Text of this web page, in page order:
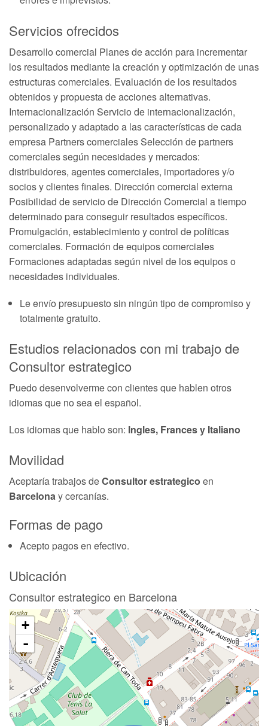
Servicios ofrecidos
Desarrollo comercial Planes de acción para incrementar
los resultados mediante la creación y optimización de unas
estructuras comerciales. Evaluación de los resultados
obtenidos y propuesta de acciones alternativas.
Internacionalización Servicio de internacionalización,
personalizado y adaptado a las características de cada
empresa Partners comerciales Selección de partners
comerciales según necesidades y mercados:
distribuidores, agentes comerciales, importadores y/o
socios y clientes finales. Dirección comercial externa
Posibilidad de servicio de Dirección Comercial a tiempo
determinado para conseguir resultados específicos.
Promulgación, establecimiento y control de políticas
comerciales. Formación de equipos comerciales
Formaciones adaptadas según nivel de los equipos o
necesidades individuales.
Le envío presupuesto sin ningún tipo de compromiso y
totalmente gratuito.
Estudios relacionados con mi trabajo de
Consultor estrategico
Puedo desenvolverme con clientes que hablen otros
idiomas que no sea el español.
Los idiomas que hablo son: Ingles, Frances y Italiano
Movilidad
Aceptaría trabajos deConsultor estrategico en
Barcelonay cercanías.
Formas de pago
Acepto pagos en efectivo.
Ubicación
Consultor estrategico en Barcelona
+
-